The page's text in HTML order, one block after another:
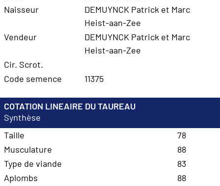
Naisseur
DEMUYNCK Patrick et Marc
Heist-aan-Zee
Vendeur
DEMUYNCK Patrick et Marc
Heist-aan-Zee
Cir. Scrot.
Code semence
11375
COTATION LINEAIRE DU TAUREAU
Synthèse
Taille
78
Musculature
88
Type de viande
83
Aplombs
88